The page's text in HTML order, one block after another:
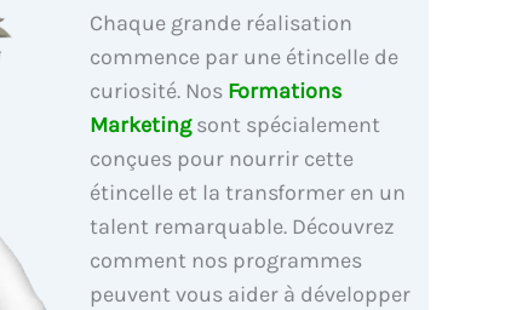
Chaque grande réalisation
commence par une étincelle de
curiosité. Nos Formations
Marketingsont spécialement
conçues pour nourrir cette
étincelle et la transformer en un
talent remarquable. Découvrez
comment nos programmes
peuvent vous aider à développer